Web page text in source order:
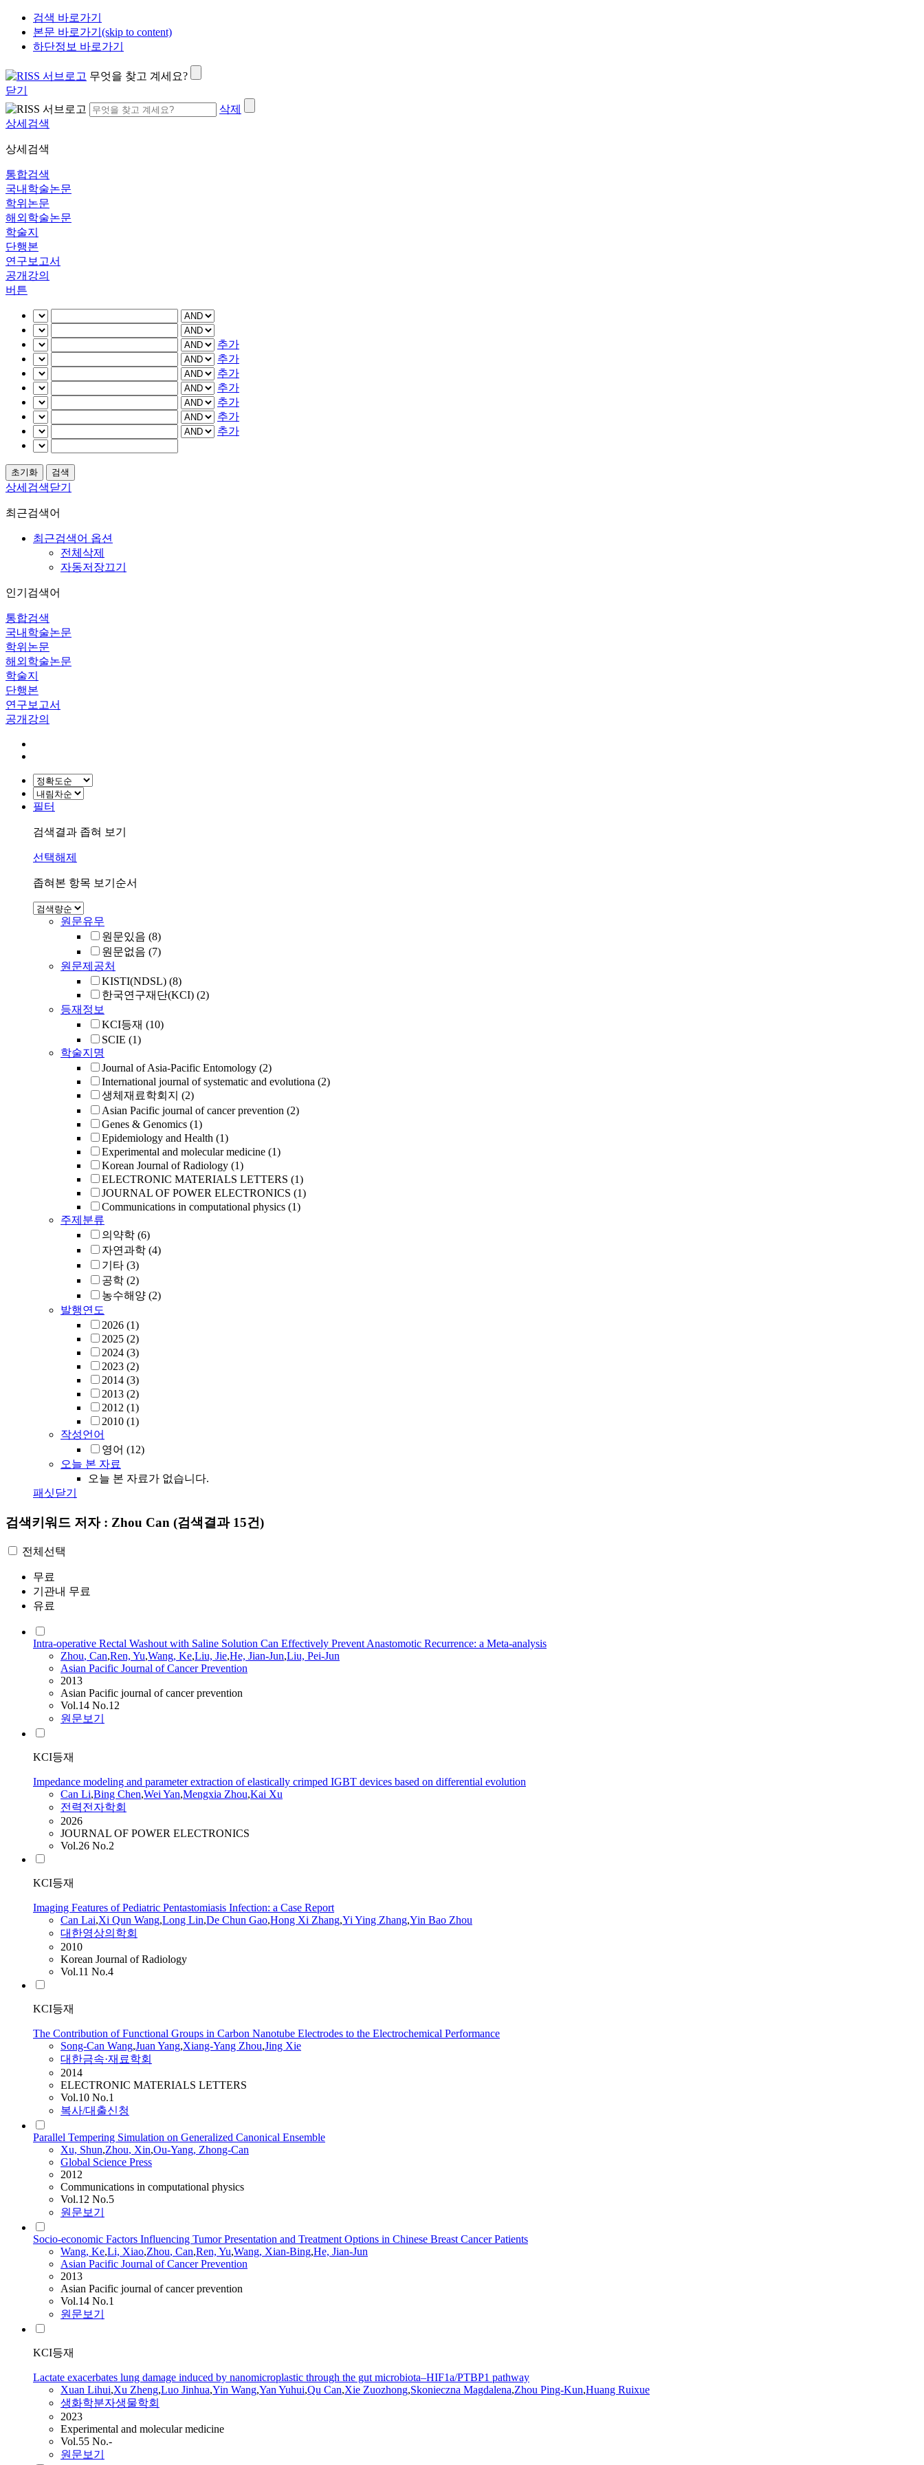
검색 바로가기
본문 바로가기(skip to content)
하단정보 바로가기
무엇을 찾고 계세요?
닫기
삭제
상세검색
상세검색
통합검색
국내학술논문
학위논문
해외학술논문
학술지
단행본
연구보고서
공개강의
버튼
추가
추가
추가
추가
추가
추가
추가
상세검색닫기
최근검색어
최근검색어 옵션
전체삭제
자동저장끄기
인기검색어
통합검색
국내학술논문
학위논문
해외학술논문
학술지
단행본
연구보고서
공개강의
필터
검색결과 좁혀 보기
선택해제
좁혀본 항목 보기순서
원문유무
원문있음 (8)
원문없음 (7)
원문제공처
KISTI(NDSL) (8)
한국연구재단(KCI) (2)
등재정보
KCI등재 (10)
SCIE (1)
학술지명
Journal of Asia-Pacific Entomology (2)
International journal of systematic and evolutiona (2)
생체재료학회지 (2)
Asian Pacific journal of cancer prevention (2)
Genes & Genomics (1)
Epidemiology and Health (1)
Experimental and molecular medicine (1)
Korean Journal of Radiology (1)
ELECTRONIC MATERIALS LETTERS (1)
JOURNAL OF POWER ELECTRONICS (1)
Communications in computational physics (1)
주제분류
의약학 (6)
자연과학 (4)
기타 (3)
공학 (2)
농수해양 (2)
발행연도
2026 (1)
2025 (2)
2024 (3)
2023 (2)
2014 (3)
2013 (2)
2012 (1)
2010 (1)
작성언어
영어 (12)
오늘 본 자료
오늘 본 자료가 없습니다.
패싯닫기
검색키워드 저자 : Zhou Can (검색결과 15건)
전체선택
무료
기관내 무료
유료
Intra-operative Rectal Washout with Saline Solution Can Effectively Prevent Anastomotic Recurrence: a Meta-analysis
Zhou, Can,Ren, Yu,Wang, Ke,Liu, Jie,He, Jian-Jun,Liu, Pei-Jun
Asian Pacific Journal of Cancer Prevention
2013
Asian Pacific journal of cancer prevention
Vol.14 No.12
원문보기
KCI등재
Impedance modeling and parameter extraction of elastically crimped IGBT devices based on differential evolution
Can Li,Bing Chen,Wei Yan,Mengxia Zhou,Kai Xu
전력전자학회
2026
JOURNAL OF POWER ELECTRONICS
Vol.26 No.2
KCI등재
Imaging Features of Pediatric Pentastomiasis Infection: a Case Report
Can Lai,Xi Qun Wang,Long Lin,De Chun Gao,Hong Xi Zhang,Yi Ying Zhang,Yin Bao Zhou
대한영상의학회
2010
Korean Journal of Radiology
Vol.11 No.4
KCI등재
The Contribution of Functional Groups in Carbon Nanotube Electrodes to the Electrochemical Performance
Song-Can Wang,Juan Yang,Xiang-Yang Zhou,Jing Xie
대한금속·재료학회
2014
ELECTRONIC MATERIALS LETTERS
Vol.10 No.1
복사/대출신청
Parallel Tempering Simulation on Generalized Canonical Ensemble
Xu, Shun,Zhou, Xin,Ou-Yang, Zhong-Can
Global Science Press
2012
Communications in computational physics
Vol.12 No.5
원문보기
Socio-economic Factors Influencing Tumor Presentation and Treatment Options in Chinese Breast Cancer Patients
Wang, Ke,Li, Xiao,Zhou, Can,Ren, Yu,Wang, Xian-Bing,He, Jian-Jun
Asian Pacific Journal of Cancer Prevention
2013
Asian Pacific journal of cancer prevention
Vol.14 No.1
원문보기
KCI등재
Lactate exacerbates lung damage induced by nanomicroplastic through the gut microbiota–HIF1a/PTBP1 pathway
Xuan Lihui,Xu Zheng,Luo Jinhua,Yin Wang,Yan Yuhui,Qu Can,Xie Zuozhong,Skonieczna Magdalena,Zhou Ping-Kun,Huang Ruixue
생화학분자생물학회
2023
Experimental and molecular medicine
Vol.55 No.-
원문보기